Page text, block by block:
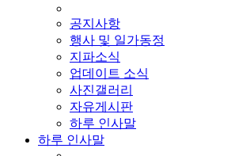
공지사항
행사 및 일가동정
지파소식
업데이트 소식
사진갤러리
자유게시판
하루 인사말
하루 인사말